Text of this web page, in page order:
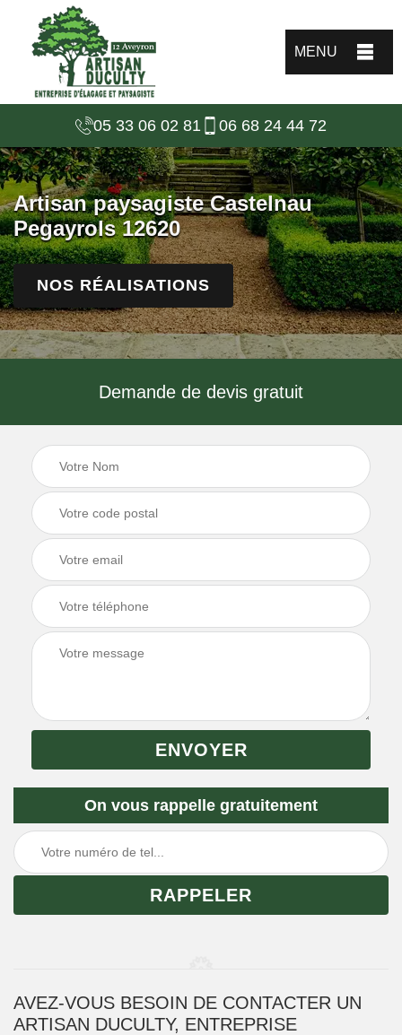
MENU
05 33 06 02 81 06 68 24 44 72
Artisan paysagiste Castelnau
Pegayrols 12620
NOS RÉALISATIONS
Demande de devis gratuit
On vous rappelle gratuitement
AVEZ-VOUS BESOIN DE CONTACTER UN
ARTISAN DUCULTY, ENTREPRISE